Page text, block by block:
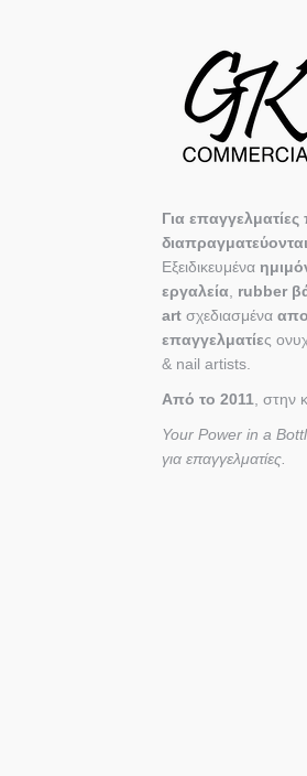
Για
Εξειδικευμένα
εργαλεία rubber
art σχεδιασμένα
επαγγελματίες
& nail artists.
Από το 2011 , στην
Your Power in a
για επαγγελματίες.